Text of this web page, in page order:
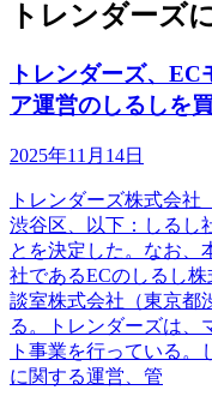
トレンダーズ
トレンダーズ、
ア運営のしるしを
2025年11月14日
トレンダーズ株式会社
渋谷区、以下：しるし
とを決定した。なお、
社であるECのしるし
談室株式会社（東京都
る。トレンダーズは、
ト事業を行っている
に関する運営、管